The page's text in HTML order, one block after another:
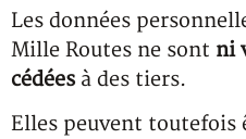
Les données
Mille Routes ne sont ni
cédées à des tiers.
Elles peuvent toutefois